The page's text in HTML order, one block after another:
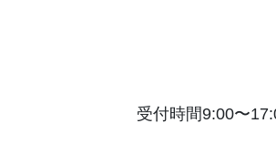
受付時間9:00〜